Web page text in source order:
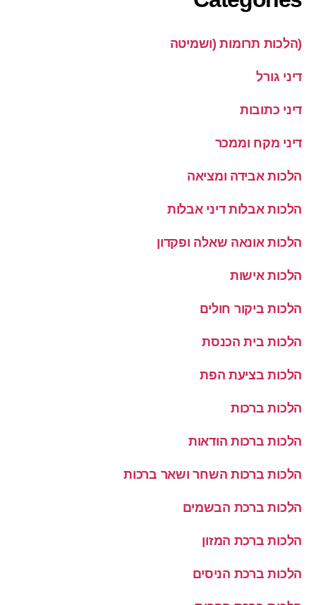
(הלכות תרומות (ושמיטה
דיני גורל
דיני כתובות
דיני מקח וממכר
הלכות אבידה ומציאה
הלכות אבלות דיני אבלות
הלכות אונאה שאלה ופקדון
הלכות אישות
הלכות ביקור חולים
הלכות בית הכנסת
הלכות בציעת הפת
הלכות ברכות
הלכות ברכות הודאות
הלכות ברכות השחר ושאר ברכות
הלכות ברכת הבשמים
הלכות ברכת המזון
הלכות ברכת הניסים